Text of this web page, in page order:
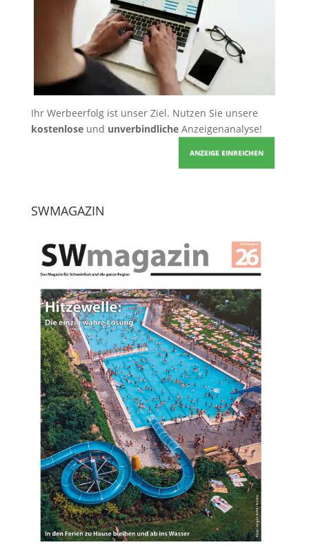
Ihr Werbeerfolg ist unser Ziel. Nutzen Sie unsere
kostenloseund unverbindlicheAnzeigenanalyse!
ANZEIGE EINREICHEN
SWMAGAZIN